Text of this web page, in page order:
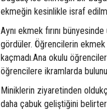
ekmeğin kesinlikle israf
Aynı ekmek fırını
gördüler. Öğrencilerin ekmek
kaçmadı.Ana okulu
öğrencilere ikramlarda
Miniklerin ziyaretinden
daha çabuk geliştiğini